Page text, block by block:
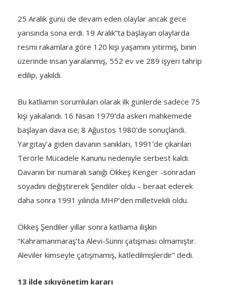
25 Aralık günü de devam eden olaylar ancak ge­ce
yarısında sona erdi. 19 Aralık”ta başlayan olaylarda
resmi rakamlara göre 120 kişi yaşamını yitir­miş, binin
üzerinde insan yaralanmış, 552 ev ve 289 işyeri tahrip
edilip, yakıldı.
Bu katliamın so­rumluları olarak ilk günlerde sadece 75
kişi yakalandı. 16 Nisan 1979’da askeri mahkeme­de
başlayan dava ise; 8 Ağustos 1980’de sonuçlandı.
Yargıtay’a giden davanın sanıkları, 1991’de çı­karılan
Terörle Mücadele Kanunu nedeniyle serbest kaldı.
Davanın bir numaralı sanığı Ökkeş Kenger -sonradan
soyadını değiştirerek Şendiler oldu – be­raat ederek
daha sonra 1991 yılında MHP’den mil­letvekili oldu.
Ökkeş Şendiler yıllar sonra katliama ilişkin
“Kahramanmaraş’ta Alevi-Sünni çatışması olmamıştır.
Aleviler kimseyle çatışmamış, katledilmişlerdir” dedi.
13 ilde sıkıyönetim kararı